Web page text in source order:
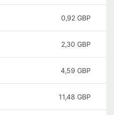
0,92 GBP
2,30 GBP
4,59 GBP
11,48 GBP